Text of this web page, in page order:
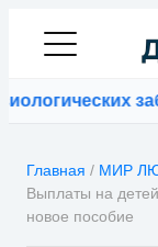
Главная / МИР
Выплаты на
новое пособие